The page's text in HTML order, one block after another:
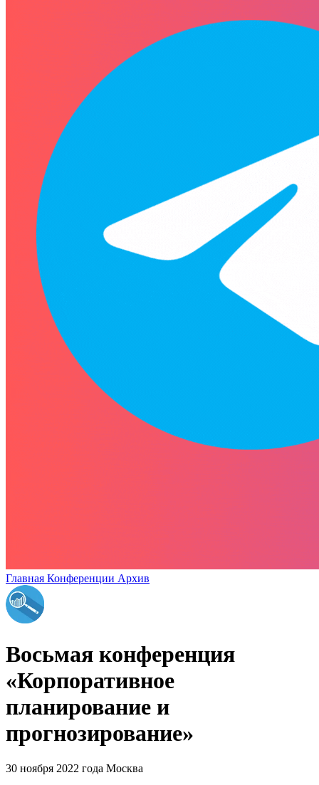
Главная Конференции Архив
Восьмая конференция
«Корпоративное
планирование и
прогнозирование»
30 ноября 2022 года Москва